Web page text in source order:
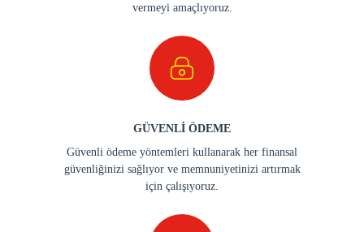
vermeyi amaçlıyoruz.
GÜVENLİ ÖDEME
Güvenli ödeme yöntemleri kullanarak her finansal
güvenliğinizi sağlıyor ve memnuniyetinizi artırmak
için çalışıyoruz.